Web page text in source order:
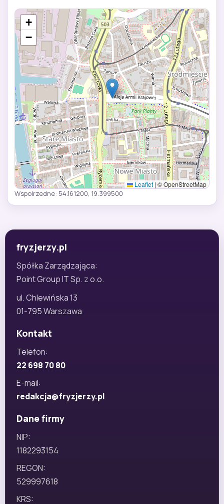
+
−
Leaflet | © OpenStreetMap
Wspolrzedne: 54.161200, 19.399500
fryzjerzy.pl
Spółka Zarządzająca:
Point Group IT Sp. z o.o.
ul. Chlewińska 13
01-795 Warszawa
Kontakt
Telefon:
22 698 70 80
E-mail:
redakcja@fryzjerzy.pl
Dane firmy
NIP:
1182293154
REGON:
529997618
KRS: